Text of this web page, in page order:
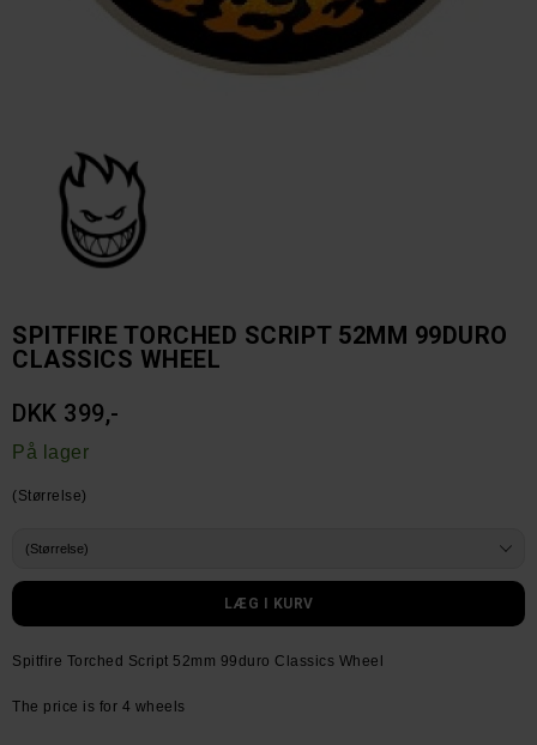
SPITFIRE TORCHED SCRIPT 52MM 99DURO
CLASSICS WHEEL
DKK 399,-
På lager
(Størrelse)
Spitfire Torched Script 52mm 99duro Classics Wheel
The price is for 4 wheels